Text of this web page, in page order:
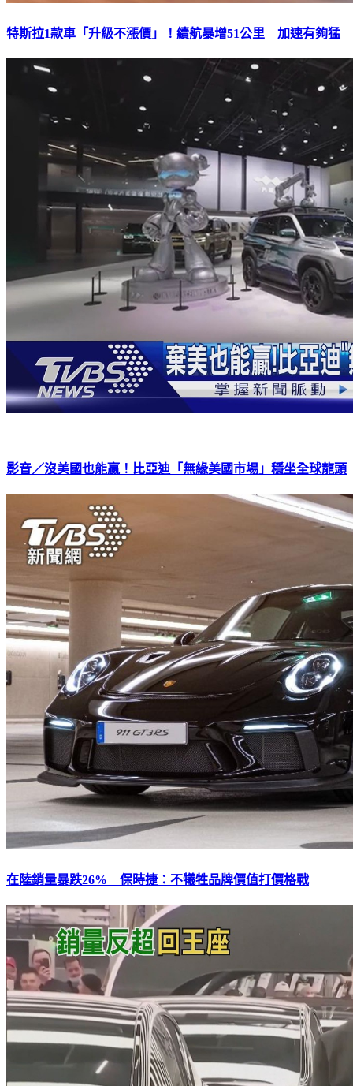
特斯拉1款車「升級不漲價」！續航暴增51公里 加速有夠猛
影音／沒美國也能贏！比亞迪「無緣美國市場」穩坐全球龍頭
在陸銷量暴跌26% 保時捷：不犧牲品牌價值打價格戰